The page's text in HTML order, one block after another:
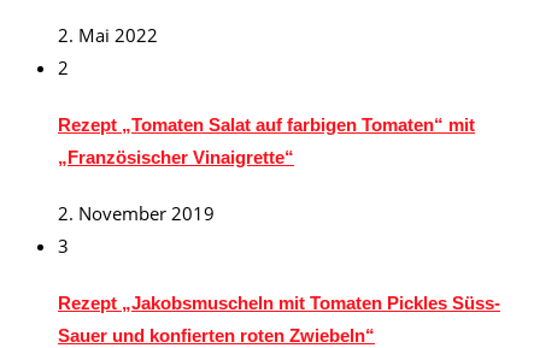
2. Mai 2022
2
Rezept „Tomaten Salat auf farbigen Tomaten“ mit
„Französischer Vinaigrette“
2. November 2019
3
Rezept „Jakobsmuscheln mit Tomaten Pickles Süss-
Sauer und konfierten roten Zwiebeln“